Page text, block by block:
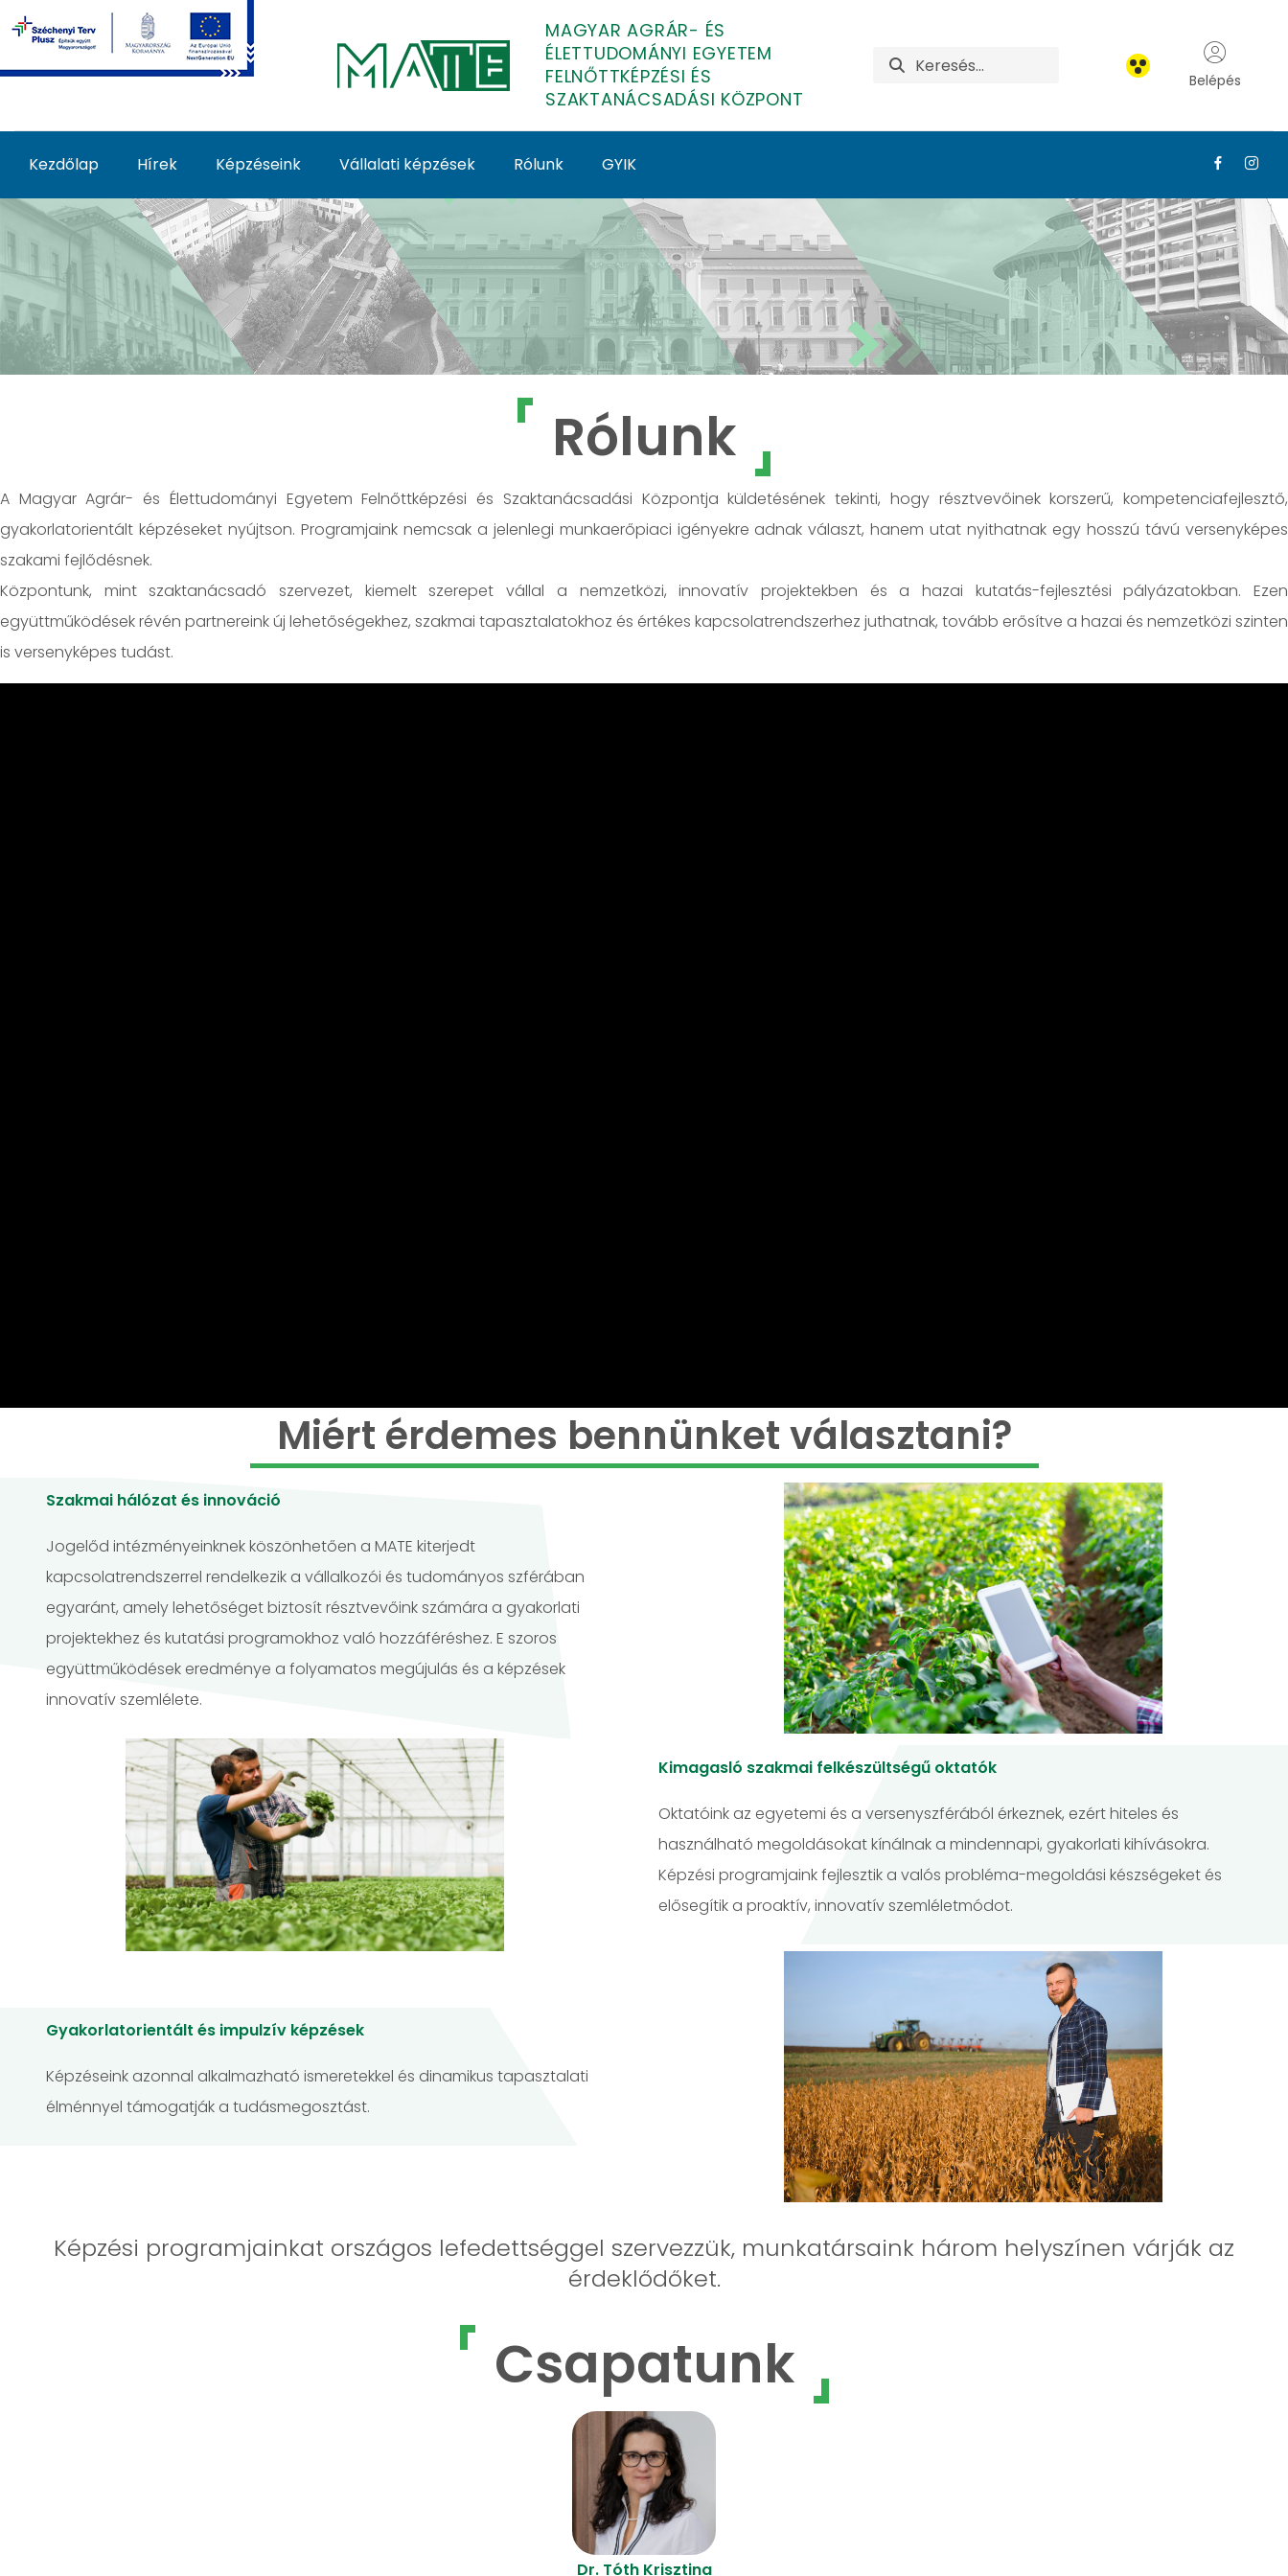
Ugrás a fő tartalomhoz
MAGYAR AGRÁR- ÉS
ÉLETTUDOMÁNYI EGYETEM
FELNŐTTKÉPZÉSI ÉS
SZAKTANÁCSADÁSI KÖZPONT
Belépés
Kezdőlap Hírek Képzéseink Vállalati képzések Rólunk GYIK
Rólunk - MATE Felnőttképzés
Rólunk
A Magyar Agrár- és Élettudományi Egyetem Felnőttképzési és Szaktanácsadási Központja küldetésének tekinti, hogy résztvevőinek korszerű, kompetenciafejlesztő,
gyakorlatorientált képzéseket nyújtson. Programjaink nemcsak a jelenlegi munkaerőpiaci igényekre adnak választ, hanem utat nyithatnak egy hosszú távú versenyképes
szakami fejlődésnek.
Központunk, mint szaktanácsadó szervezet, kiemelt szerepet vállal a nemzetközi, innovatív projektekben és a hazai kutatás-fejlesztési pályázatokban. Ezen
együttműködések révén partnereink új lehetőségekhez, szakmai tapasztalatokhoz és értékes kapcsolatrendszerhez juthatnak, tovább erősítve a hazai és nemzetközi szinten
is versenyképes tudást.
Miért érdemes bennünket választani?
Szakmai hálózat és innováció
Jogelőd intézményeinknek köszönhetően a MATE kiterjedt
kapcsolatrendszerrel rendelkezik a vállalkozói és tudományos szférában
egyaránt, amely lehetőséget biztosít résztvevőink számára a gyakorlati
projektekhez és kutatási programokhoz való hozzáféréshez. E szoros
együttműködések eredménye a folyamatos megújulás és a képzések
innovatív szemlélete.
Kimagasló szakmai felkészültségű oktatók
Oktatóink az egyetemi és a versenyszférából érkeznek, ezért hiteles és
használható megoldásokat kínálnak a mindennapi, gyakorlati kihívásokra.
Képzési programjaink fejlesztik a valós probléma-megoldási készségeket és
elősegítik a proaktív, innovatív szemléletmódot.
Gyakorlatorientált és impulzív képzések
Képzéseink azonnal alkalmazható ismeretekkel és dinamikus tapasztalati
élménnyel támogatják a tudásmegosztást.
Képzési programjainkat országos lefedettséggel szervezzük, munkatársaink három helyszínen várják az
érdeklődőket.
Csapatunk
Dr. Tóth Krisztina